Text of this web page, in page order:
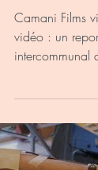
Camani Films
vidéo : un
intercommunal